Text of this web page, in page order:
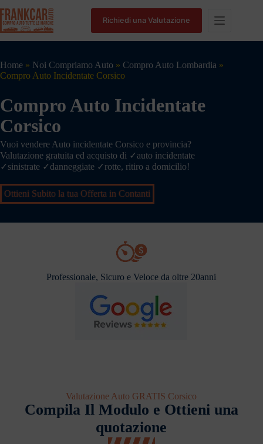
Richiedi una Valutazione
Home » Noi Compriamo Auto » Compro Auto Lombardia »
Compro Auto Incidentate Corsico
Compro Auto Incidentate
Corsico
Vuoi vendere Auto incidentate Corsico e provincia?
Valutazione gratuita ed acquisto di ✓auto incidentate
✓sinistrate ✓danneggiate ✓rotte, ritiro a domicilio!
Ottieni Subito la tua Offerta in Contanti
Professionale, Sicuro e Veloce da oltre 20anni
Valutazione Auto GRATIS Corsico
Compila Il Modulo e Ottieni una
quotazione